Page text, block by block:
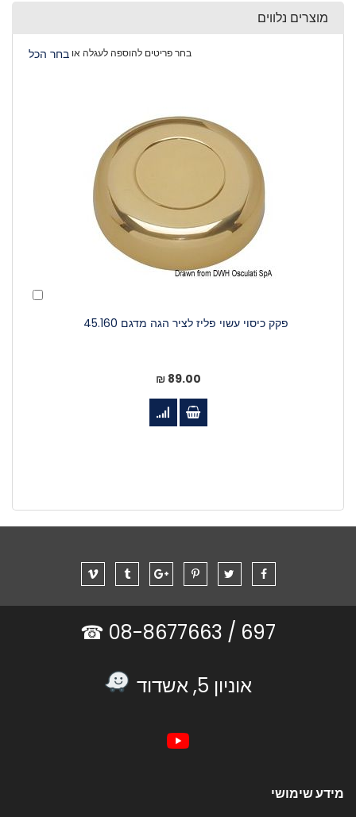
מוצרים נלווים
בחר פריטים להוספה לעגלה או בחר הכל
פקק כיסוי עשוי פליז לציר הגה מדגם 45.160
89.00 ₪
הוסף
697 /
אוניון 5, אשדוד
מידע שימושי